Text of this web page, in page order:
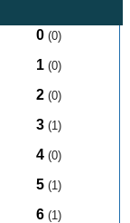
0 (0)
1 (0)
2 (0)
3 (1)
4 (0)
5 (1)
6 (1)